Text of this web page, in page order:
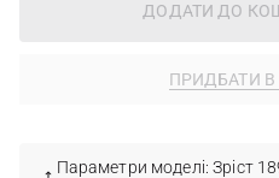
ДОДАТИ ДО
ПРИДБАТИ В
Параметри моделі: Зріст